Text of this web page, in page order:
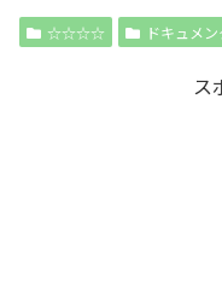
☆☆☆☆ ドキュメ
ス